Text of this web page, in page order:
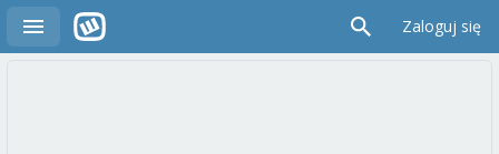
Zaloguj się